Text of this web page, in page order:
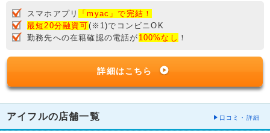
スマホアプリ
「myac」で完結！
最短20分融資可(※1)でコンビニOK
勤務先への在籍確認の電話が 100%なし ！
詳細はこちら
アイフルの店舗一覧 口コミ・詳細